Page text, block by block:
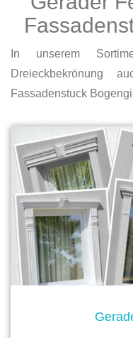
In unserem
Dreieckbekrönung
Fassadenstuck